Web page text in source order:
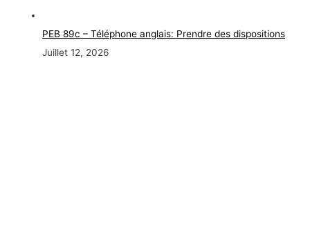
PEB 89c – Téléphone anglais: Prendre des dispositions
Juillet 12, 2026